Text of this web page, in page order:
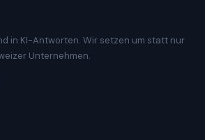
in KI-Antworten. Wir setzen um statt nur
Unternehmen.